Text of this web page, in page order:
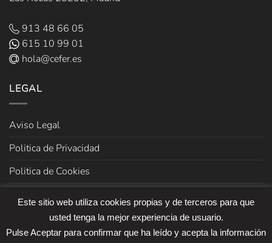
913 48 66 05
615 10 99 01
hola@cefer.es
LEGAL
Aviso Legal
Politica de Privacidad
Politica de Cookies
Este sitio web utiliza cookies propias y de terceros para que
usted tenga la mejor experiencia de usuario.
Pulse Aceptar para confirmar que ha leído y acepta la información